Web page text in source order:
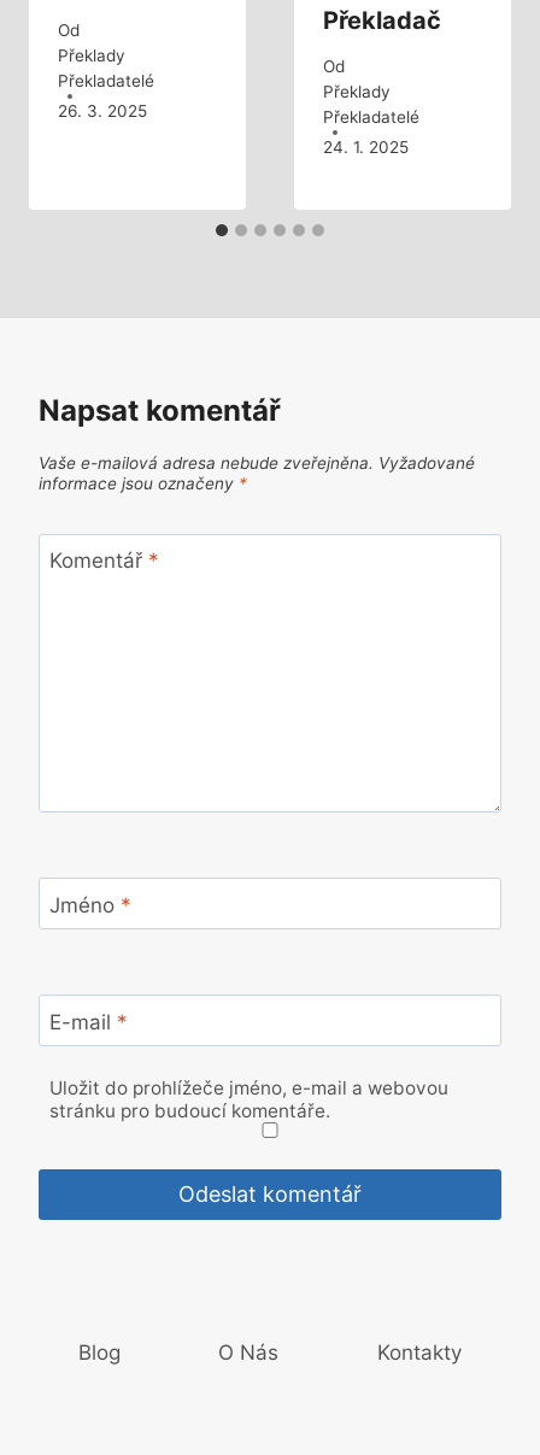
Od
Překlady
Překladatelé
26. 3. 2025
Překladač
Od
Překlady
Překladatelé
24. 1. 2025
Napsat komentář
Vaše e-mailová adresa nebude zveřejněna. Vyžadované
informace jsou označeny *
Komentář *
Jméno *
E-mail *
Uložit do prohlížeče jméno, e-mail a webovou
stránku pro budoucí komentáře.
Blog O Nás Kontakty